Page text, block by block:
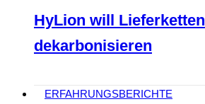
HyLion will Lieferketten
dekarbonisieren
ERFAHRUNGSBERICHTE